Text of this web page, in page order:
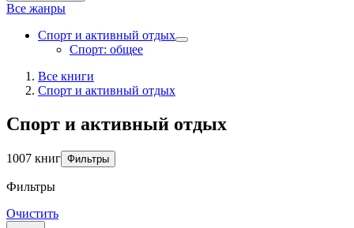
Все жанры
Спорт и активный oтдых
Спорт: общее
Все книги
Спорт и активный oтдых
Спорт и активный oтдых
1007 книг Фильтры
Фильтры
Очистить